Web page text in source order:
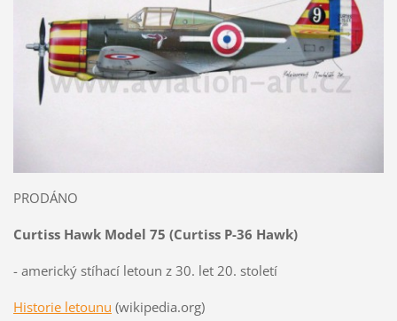
PRODÁNO
Curtiss Hawk Model 75 (Curtiss P-36 Hawk)
- americký stíhací letoun z 30. let 20. století
Historie letounu (wikipedia.org)